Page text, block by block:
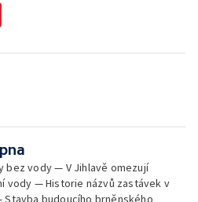
bez vody — V Jihlavě omezují
vody — Historie názvů zastávek v
Stavba budoucího brněnského